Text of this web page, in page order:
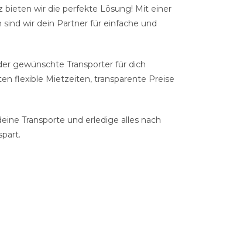
bieten wir die perfekte Lösung! Mit einer
wir dein Partner für einfache und
gewünschte Transporter für dich
flexible Mietzeiten, transparente Preise
Transporte und erledige alles nach